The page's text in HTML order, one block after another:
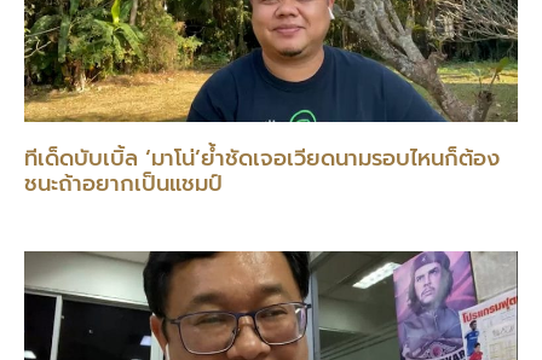
ทีเด็ดบับเบิ้ล ‘มาโน่’ย้ำชัดเจอเวียดนามรอบไหนก็ต้อง
ชนะถ้าอยากเป็นแชมป์